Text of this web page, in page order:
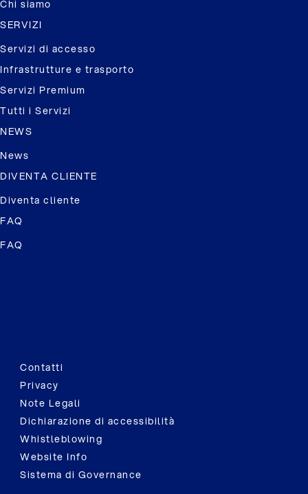
Chi siamo
SERVIZI
Servizi di accesso
Infrastrutture e trasporto
Servizi Premium
Tutti i Servizi
NEWS
News
DIVENTA CLIENTE
Diventa cliente
FAQ
FAQ
Contatti
Privacy
Note Legali
Dichiarazione di accessibilità
Whistleblowing
Website Info
Sistema di Governance